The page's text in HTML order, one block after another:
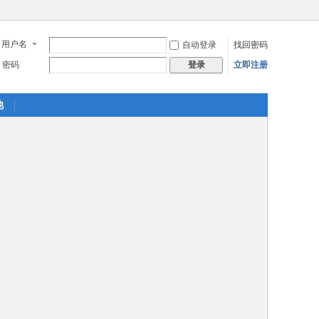
用户名 自动登录
找回密码
密码
登录 立即注册